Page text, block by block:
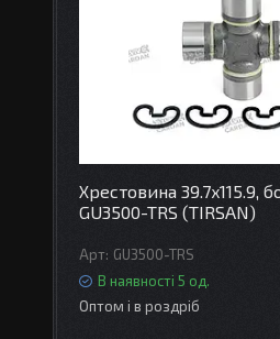
Хрестовина 39.7x115.9,
GU3500-TRS (TIRSAN)
GU3500-TRS
В наявності 5 од.
Оптом і в роздріб